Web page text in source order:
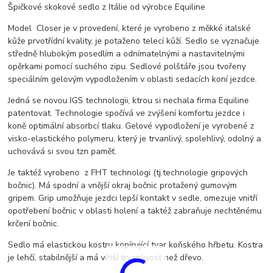
Špičkové skokové sedlo z Itálie od výrobce Equiline
Model Closer je v provedení, které je vyrobeno z měkké italské
kůže prvotřídní kvality, je potaženo telecí kůží. Sedlo se vyznačuje
středně hlubokým posedlím a odnímatelnými a nastavitelnými
opěrkami pomocí suchého zipu. Sedlové polštáře jsou tvořeny
speciálním gelovým vypodložením v oblasti sedacích koní jezdce.
Jedná se novou IGS technologii, ktrou si nechala firma Equiline
patentovat. Technologie spočívá ve zvýšení komfortu jezdce i
koně optimální absorbcí tlaku. Gelové vypodložení je vyrobené z
visko-elastického polymeru, který je trvanlivý, spolehlivý, odolný a
uchovává si svou tzn paměť.
Je taktéž vyrobeno z FHT technologi (tj.technologie gripových
bočnic). Má spodní a vnější okraj bočnic protažený gumovým
gripem. Grip umožňuje jezdci lepší kontakt v sedle, omezuje vnitří
opotřebení bočnic v oblasti holení a taktéž zabraňuje nechtěnému
krčení bočnic.
Sedlo má elastickou kostru kopírující tvar koňského hřbetu. Kostra
je lehčí, stabilnější a má větší trvanlivost než dřevo.